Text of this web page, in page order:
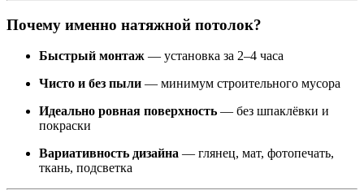
Почему именно натяжной потолок?
Быстрый монтаж — установка за 2–4 часа
Чисто и без пыли — минимум строительного мусора
Идеально ровная поверхность — без шпаклёвки и
покраски
Вариативность дизайна — глянец, мат, фотопечать,
ткань, подсветка